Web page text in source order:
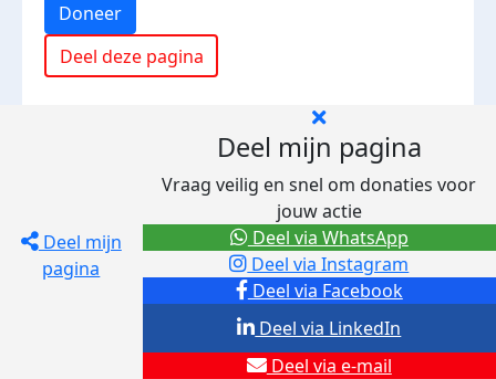
Doneer
Deel deze pagina
Deel mijn
pagina
Deel mijn pagina
Vraag veilig en snel om donaties voor
jouw actie
Deel via Facebook
Deel via Instagram
Deel via e-mail
Deel via LinkedIn
Deel via WhatsApp